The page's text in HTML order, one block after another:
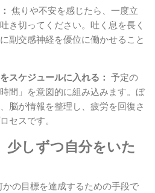
焦りや不安を感じたら、一度立
き切ってください。吐く息を長く
副交感神経を優位に働かせること
スケジュールに入れる： 予定の
間」を意図的に組み込みます。ぼ
脳が情報を整理し、疲労を回復さ
セスです。
少しずつ自分をいた
の目標を達成するための手段で